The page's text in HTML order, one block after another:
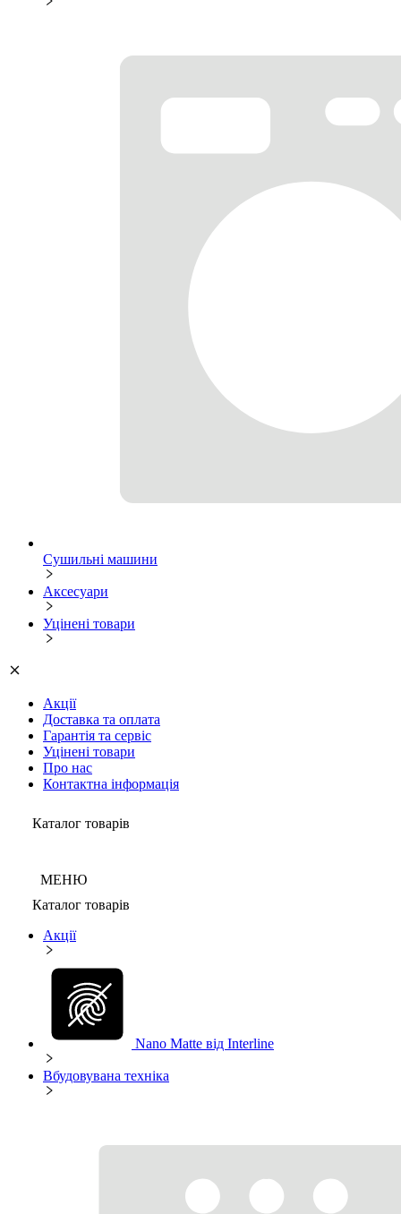
Сушильні машини
Аксесуари
Уцінені товари
Акції
Доставка та оплата
Гарантія та сервіс
Уцінені товари
Про нас
Контактна інформація
Каталог товарів
МЕНЮ
Каталог товарів
Акції
Nano Matte від Interline
Вбудовувана техніка